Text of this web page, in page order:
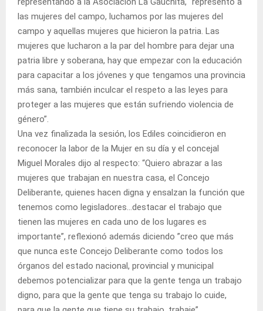
las mujeres del campo, luchamos por las mujeres del
campo y aquellas mujeres que hicieron la patria. Las
mujeres que lucharon a la par del hombre para dejar una
patria libre y soberana, hay que empezar con la educación
para capacitar a los jóvenes y que tengamos una provincia
más sana, también inculcar el respeto a las leyes para
proteger a las mujeres que están sufriendo violencia de
género”.
Una vez finalizada la sesión, los Ediles coincidieron en
reconocer la labor de la Mujer en su día y el concejal
Miguel Morales dijo al respecto: “Quiero abrazar a las
mujeres que trabajan en nuestra casa, el Concejo
Deliberante, quienes hacen digna y ensalzan la función que
tenemos como legisladores…destacar el trabajo que
tienen las mujeres en cada uno de los lugares es
importante”, reflexionó además diciendo ”creo que más
que nunca este Concejo Deliberante como todos los
órganos del estado nacional, provincial y municipal
debemos potencializar para que la gente tenga un trabajo
digno, para que la gente que tenga su trabajo lo cuide,